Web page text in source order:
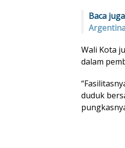
Baca
Wali Kota
dalam
duduk